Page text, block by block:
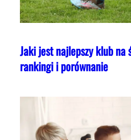
Jaki jest najlepszy klub na
rankingi i porównanie